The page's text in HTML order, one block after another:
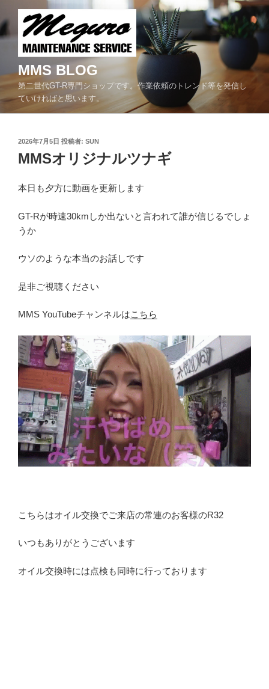
ン
テ
へ
MMS BLOG
第二世代GT-R専門ショップです。作業依頼のトレンド等を発信し
ていければと思います。
投
稿
日:
2026年7月5日 投稿者: SUN
MMSオリジナルツナギ
本日も夕方に動画を更新します
GT-Rが時速30kmしか出ないと言われて誰が信じるでしょ
うか
ウソのような本当のお話しです
是非ご視聴ください
MMS YouTubeチャンネルはこちら
こちらはオイル交換でご来店の常連のお客様のR32
いつもありがとうございます
オイル交換時には点検も同時に行っております